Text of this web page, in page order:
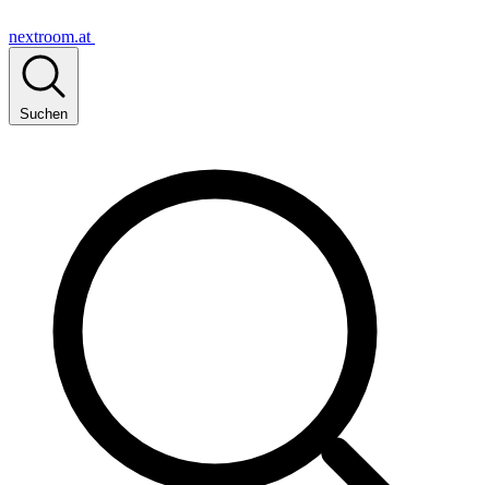
nextroom.at
Suchen